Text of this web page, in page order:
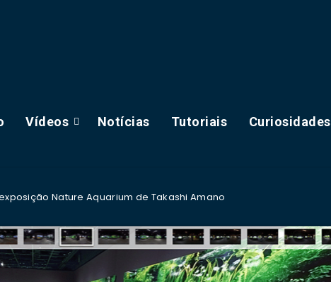
Vídeos Notícias Tutoriais Curiosidades
Nature Aquarium de Takashi Amano